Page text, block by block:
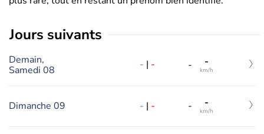
jours suivants
Demain,
Samedi 08
- | - - -
km/h
Dimanche 09 - | - - -
km/h